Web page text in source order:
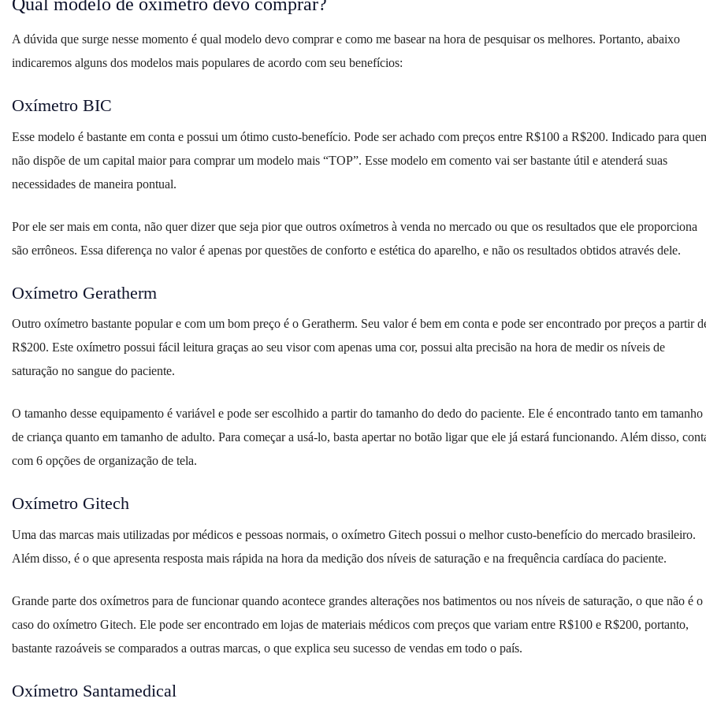
A dúvida que surge nesse momento é qual modelo devo comprar e como me basear na hora de pesquisar os melhores. Portanto, abaixo
indicaremos alguns dos modelos mais populares de acordo com seu benefícios:
Oxímetro BIC
Esse modelo é bastante em conta e possui um ótimo custo-benefício. Pode ser achado com preços entre R$100 a R$200. Indicado para
não dispõe de um capital maior para comprar um modelo mais “TOP”. Esse modelo em comento vai ser bastante útil e atenderá suas
necessidades de maneira pontual.
Por ele ser mais em conta, não quer dizer que seja pior que outros oxímetros à venda no mercado ou que os resultados que ele proporciona
são errôneos. Essa diferença no valor é apenas por questões de conforto e estética do aparelho, e não os resultados obtidos através dele.
Oxímetro Geratherm
Outro oxímetro bastante popular e com um bom preço é o Geratherm. Seu valor é bem em conta e pode ser encontrado por preços a partir
R$200. Este oxímetro possui fácil leitura graças ao seu visor com apenas uma cor, possui alta precisão na hora de medir os níveis de
saturação no sangue do paciente.
O tamanho desse equipamento é variável e pode ser escolhido a partir do tamanho do dedo do paciente. Ele é encontrado tanto em tamanho
de criança quanto em tamanho de adulto. Para começar a usá-lo, basta apertar no botão ligar que ele já estará funcionando. Além disso,
com 6 opções de organização de tela.
Oxímetro Gitech
Uma das marcas mais utilizadas por médicos e pessoas normais, o oxímetro Gitech possui o melhor custo-benefício do mercado brasileiro.
Além disso, é o que apresenta resposta mais rápida na hora da medição dos níveis de saturação e na frequência cardíaca do paciente.
Grande parte dos oxímetros para de funcionar quando acontece grandes alterações nos batimentos ou nos níveis de saturação, o que não é o
caso do oxímetro Gitech. Ele pode ser encontrado em lojas de materiais médicos com preços que variam entre R$100 e R$200, portanto,
bastante razoáveis se comparados a outras marcas, o que explica seu sucesso de vendas em todo o país.
Oxímetro Santamedical